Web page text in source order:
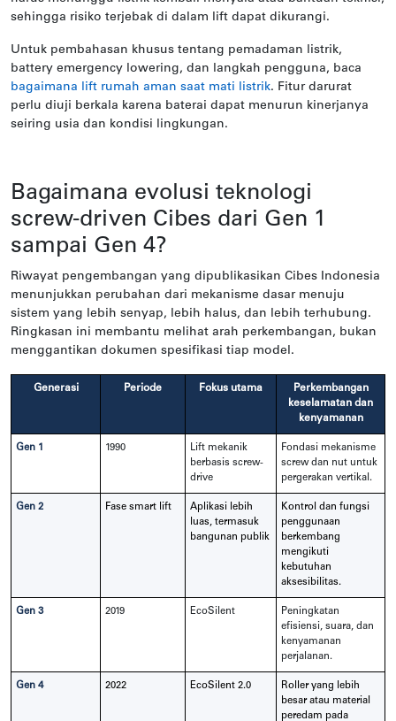
sehingga risiko terjebak di dalam lift dapat dikurangi.
Untuk pembahasan khusus tentang pemadaman listrik,
battery emergency lowering, dan langkah pengguna, baca
bagaimana lift rumah aman saat mati listrik. Fitur darurat
perlu diuji berkala karena baterai dapat menurun kinerjanya
seiring usia dan kondisi lingkungan.
Bagaimana evolusi teknologi
screw-driven Cibes dari Gen 1
sampai Gen 4?
Riwayat pengembangan yang dipublikasikan Cibes Indonesia
menunjukkan perubahan dari mekanisme dasar menuju
sistem yang lebih senyap, lebih halus, dan lebih terhubung.
Ringkasan ini membantu melihat arah perkembangan, bukan
menggantikan dokumen spesifikasi tiap model.
Generasi Periode Fokus utama
Perkembangan
keselamatan dan
kenyamanan
Gen 1 1990
Lift mekanik
berbasis screw-
drive
Fondasi mekanisme
screw dan nut untuk
pergerakan vertikal.
Gen 2 Fase smart lift
Aplikasi lebih
luas, termasuk
bangunan publik
Kontrol dan fungsi
penggunaan
berkembang
mengikuti
kebutuhan
aksesibilitas.
Gen 3 2019 EcoSilent
Peningkatan
efisiensi, suara, dan
kenyamanan
perjalanan.
Gen 4 2022 EcoSilent 2.0
Roller yang lebih
besar atau material
peredam pada